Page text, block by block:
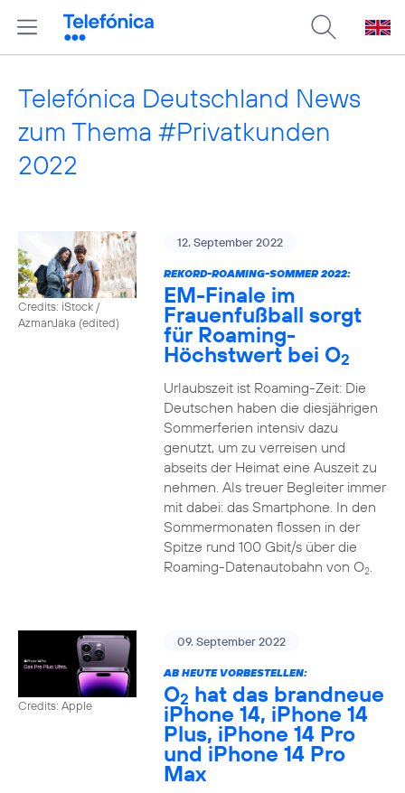
Telefónica Deutschland News
zum Thema #Privatkunden
2022
Credits: iStock /
AzmanJaka (edited)
12. September 2022
REKORD-ROAMING-SOMMER 2022:
EM-Finale im
Frauenfußball sorgt
für Roaming-
Höchstwert bei O2
Urlaubszeit ist Roaming-Zeit: Die
Deutschen haben die diesjährigen
Sommerferien intensiv dazu
genutzt, um zu verreisen und
abseits der Heimat eine Auszeit zu
nehmen. Als treuer Begleiter immer
mit dabei: das Smartphone. In den
Sommermonaten flossen in der
Spitze rund 100 Gbit/s über die
Roaming-Datenautobahn von O2.
Credits: Apple
09. September 2022
AB HEUTE VORBESTELLEN:
O2 hat das brandneue
iPhone 14, iPhone 14
Plus, iPhone 14 Pro
und iPhone 14 Pro
Max